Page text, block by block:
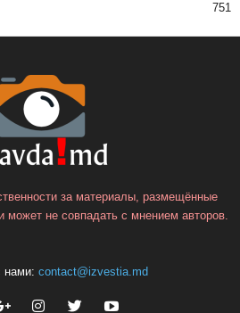
751
за материалы, размещённые
может не совпадать с мнением авторов.
нами: contact@izvestia.md